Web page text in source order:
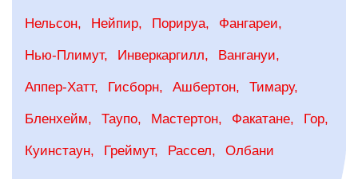
Нельсон Нейпир Порируа Фангареи
Нью-Плимут Инверкаргилл Вангануи
Аппер-Хатт Гисборн Ашбертон Тимару
Бленхейм Таупо Мастертон Факатане Гор
Куинстаун Греймут Рассел Олбани